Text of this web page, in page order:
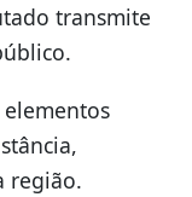
transmite
região.